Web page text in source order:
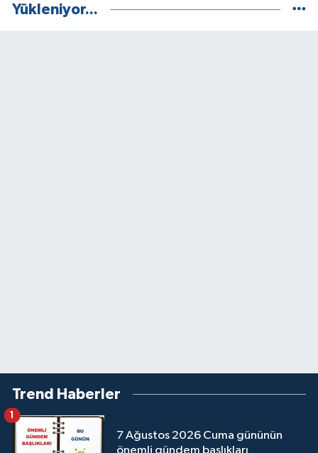
Yükleniyor...
Trend Haberler
7 Ağustos 2026 Cuma gününün
1